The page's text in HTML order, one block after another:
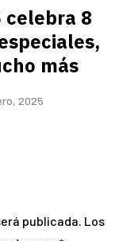
celebra 8
más
2025
publicada. Los